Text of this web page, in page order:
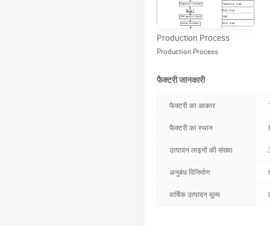
Production Process
Production Process
फैक्टरी जानकारी
फैक्टरी का आकार
फैक्टरी का स्थान
उत्पादन लाइनों की संख्या
अनुबंध विनिर्माण
वार्षिक उत्पादन मूल्य